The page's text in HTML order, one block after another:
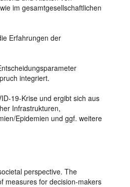
im gesamtgesellschaftlichen
Erfahrungen der
integriert.
19-Krise und ergibt sich aus
Infrastrukturen,
Epidemien und ggf. weitere
perspective. The
measures for decision-makers